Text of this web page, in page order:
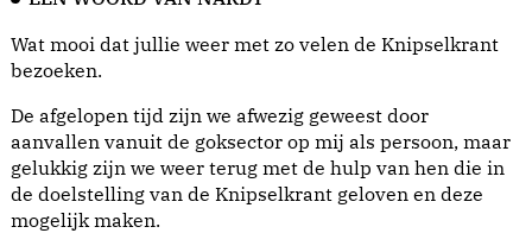
Wat mooi dat jullie weer met zo velen de Knipselkrant
bezoeken.
De afgelopen tijd zijn we afwezig geweest door
aanvallen vanuit de goksector op mij als persoon, maar
gelukkig zijn we weer terug met de hulp van hen die in
de doelstelling van de Knipselkrant geloven en deze
mogelijk maken.